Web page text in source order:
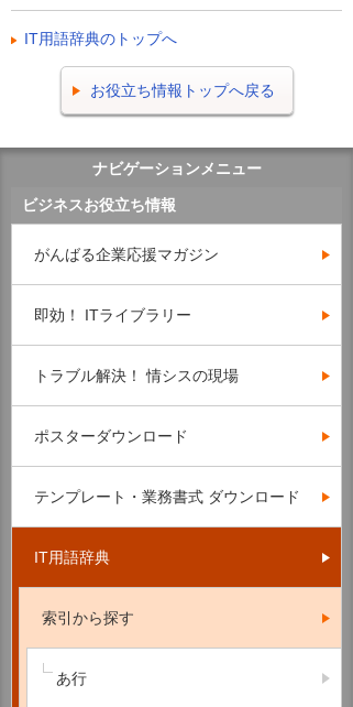
IT用語辞典のトップへ
お役立ち情報トップへ戻る
ナビゲーションメニュー
ビジネスお役立ち情報
がんばる企業応援マガジン
即効！ ITライブラリー
トラブル解決！ 情シスの現場
ポスターダウンロード
テンプレート・業務書式 ダウンロード
IT用語辞典
索引から探す
あ行